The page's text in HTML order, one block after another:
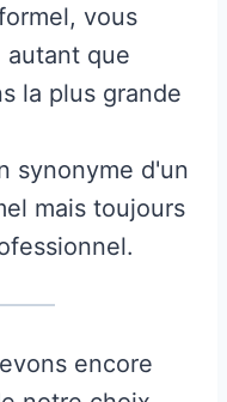
vous
autant que
la plus grande
synonyme d'un
mais toujours
encore